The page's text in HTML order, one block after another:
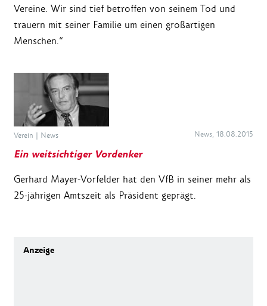
Vereine. Wir sind tief betroffen von seinem Tod und
trauern mit seiner Familie um einen großartigen
Menschen.“
Verein | News News, 18.08.2015
Ein weitsichtiger Vordenker
Gerhard Mayer-Vorfelder hat den VfB in seiner mehr als
25-jährigen Amtszeit als Präsident geprägt.